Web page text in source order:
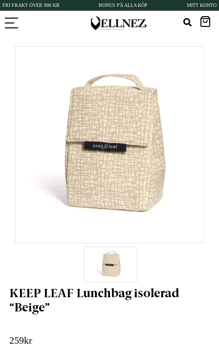
FRI FRAKT ÖVER 900 KR BONUS PÅ ALLA KÖP MITT KONTO
KEEP LEAF Lunchbag isolerad
“Beige”
259kr